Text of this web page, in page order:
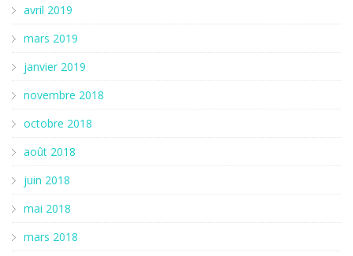
avril 2019
mars 2019
janvier 2019
novembre 2018
octobre 2018
août 2018
juin 2018
mai 2018
mars 2018